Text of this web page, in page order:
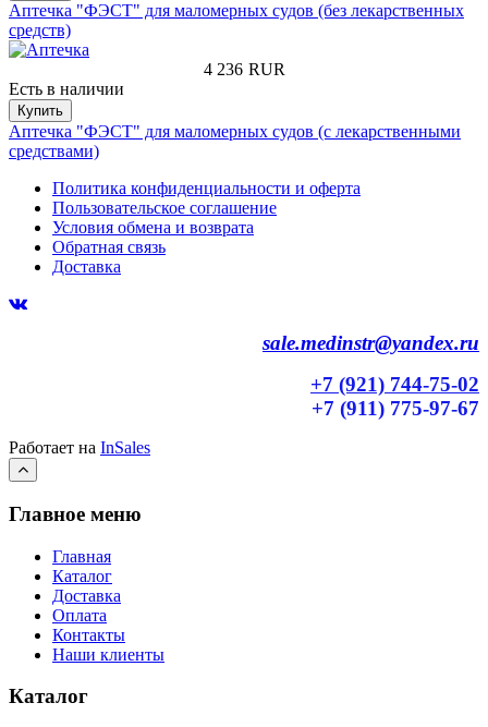
Аптечка "ФЭСТ" для маломерных судов (без лекарственных
средств)
4 236 RUR
Есть в наличии
Купить
Аптечка "ФЭСТ" для маломерных судов (с лекарственными
средствами)
Политика конфиденциальности и оферта
Пользовательское соглашение
Условия обмена и возврата
Обратная связь
Доставка
sale.medinstr@yandex.ru
+7 (921) 744-75-02
+7 (911) 775-97-67
Работает на InSales
Главное меню
Главная
Каталог
Доставка
Оплата
Контакты
Наши клиенты
Каталог